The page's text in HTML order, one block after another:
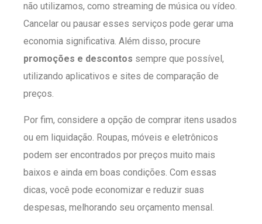
não utilizamos, como streaming de música ou vídeo.
Cancelar ou pausar esses serviços pode gerar uma
economia significativa. Além disso, procure
promoções e descontos sempre que possível,
utilizando aplicativos e sites de comparação de
preços.
Por fim, considere a opção de comprar itens usados
ou em liquidação. Roupas, móveis e eletrônicos
podem ser encontrados por preços muito mais
baixos e ainda em boas condições. Com essas
dicas, você pode economizar e reduzir suas
despesas, melhorando seu orçamento mensal.